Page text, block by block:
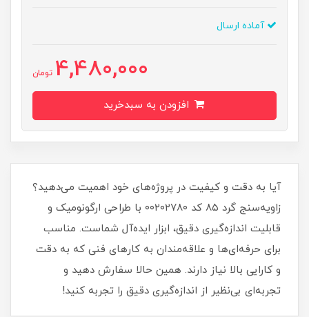
آماده ارسال
4,480,000 تومان
آیا به دقت و کیفیت در پروژه‌های خود اهمیت می‌دهید؟
زاویه‌سنج گرد ۸۵ کد ۰۰۲۰۲۷۸۰ با طراحی ارگونومیک و
قابلیت اندازه‌گیری دقیق، ابزار ایده‌آل شماست. مناسب
برای حرفه‌ای‌ها و علاقه‌مندان به کارهای فنی که به دقت
و کارایی بالا نیاز دارند. همین حالا سفارش دهید و
تجربه‌ای بی‌نظیر از اندازه‌گیری دقیق را تجربه کنید!